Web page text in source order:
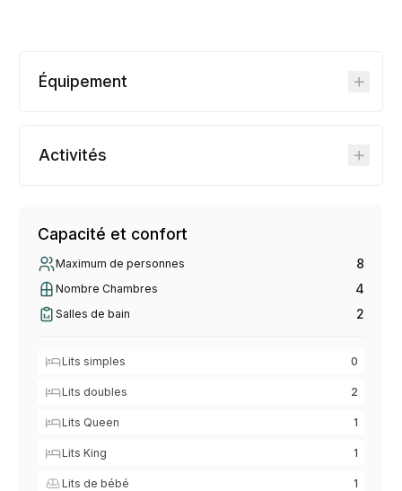
Équipement
Activités
Capacité et confort
Maximum de personnes 8
Nombre Chambres 4
Salles de bain 2
Lits simples 0
Lits doubles 2
Lits Queen 1
Lits King 1
Lits de bébé 1